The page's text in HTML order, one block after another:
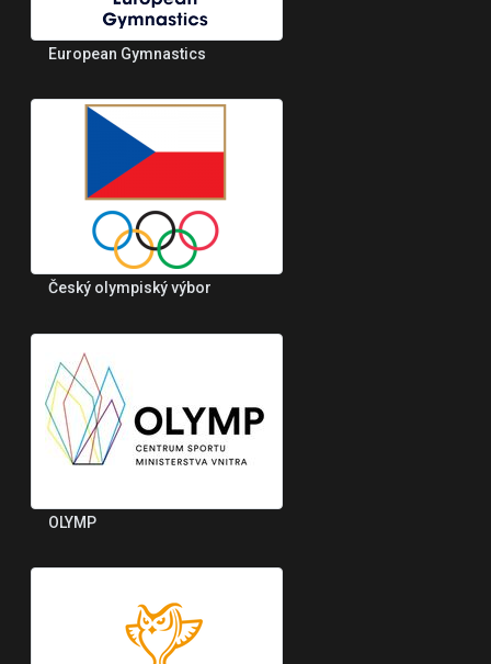
European Gymnastics
Český olympiský výbor
OLYMP